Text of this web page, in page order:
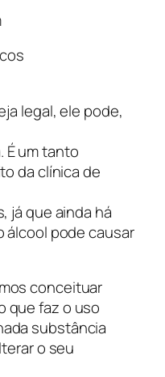
legal, ele pode,
É um tanto
da clínica de
já que ainda há
álcool pode causar
conceituar
que faz o uso
substância
o seu